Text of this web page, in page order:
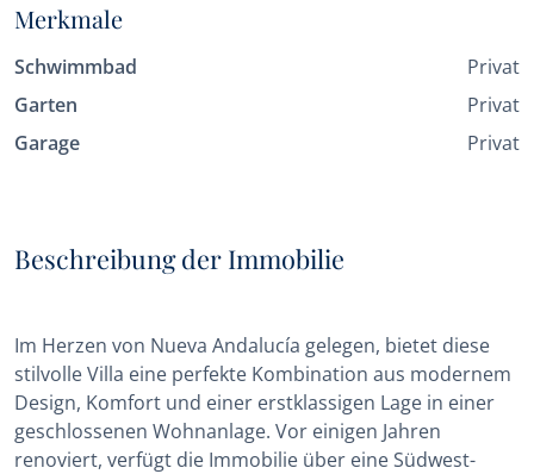
Merkmale
Schwimmbad
Privat
Garten
Privat
Garage
Privat
Beschreibung der Immobilie
Im Herzen von Nueva Andalucía gelegen, bietet diese
stilvolle Villa eine perfekte Kombination aus modernem
Design, Komfort und einer erstklassigen Lage in einer
geschlossenen Wohnanlage. Vor einigen Jahren
renoviert, verfügt die Immobilie über eine Südwest-